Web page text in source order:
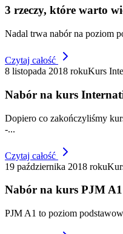
3 rzeczy, które warto
Nadal trwa nabór na poziom
Czytaj całość
8 listopada 2018 rokuKurs
Nabór na kurs
Dopiero co zakończyliśmy
-...
Czytaj całość
19 października 2018 roku
Nabór na kurs PJM
PJM A1 to poziom